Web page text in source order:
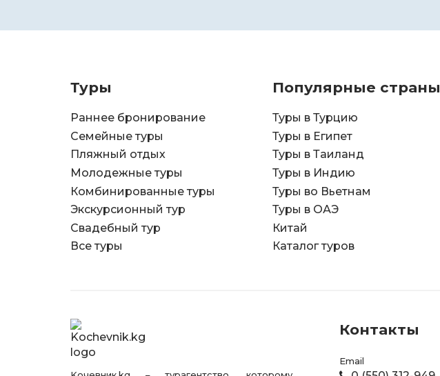
Туры
Раннее бронирование
Семейные туры
Пляжный отдых
Молодежные туры
Комбинированные туры
Экскурсионный тур
Свадебный тур
Все туры
Популярные страны
Туры в Турцию
Туры в Египет
Туры в Таиланд
Туры в Индию
Туры во Вьетнам
Туры в ОАЭ
Китай
Каталог туров
Контакты
Email